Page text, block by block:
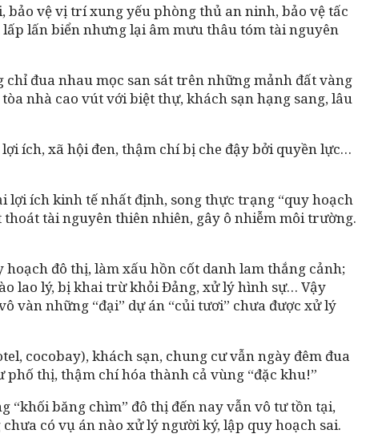
bảo vệ vị trí xung yếu phòng thủ an ninh, bảo vệ tấc
lấp lấn biển nhưng lại âm mưu thâu tóm tài nguyên
đua nhau mọc san sát trên những mảnh đất vàng
nhà cao vút với biệt thự, khách sạn hạng sang, lâu
ích, xã hội đen, thậm chí bị che đậy bởi quyền lực…
lợi ích kinh tế nhất định, song thực trạng “quy hoạch
tài nguyên thiên nhiên, gây ô nhiễm môi trường.
đô thị, làm xấu hồn cốt danh lam thắng cảnh;
lao lý, bị khai trừ khỏi Đảng, xử lý hình sự… Vậy
vàn những “đại” dự án “củi tươi” chưa được xử lý
cocobay), khách sạn, chung cư vẫn ngày đêm đua
thị, thậm chí hóa thành cả vùng “đặc khu!”
“khối băng chìm” đô thị đến nay vẫn vô tư tồn tại,
có vụ án nào xử lý người ký, lập quy hoạch sai.